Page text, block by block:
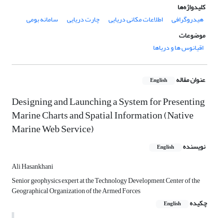
کلیدواژه‌ها
هیدروگرافی
اطلاعات مکانی دریایی چارت دریایی
سامانه بومی
موضوعات
اقیانوس ها و دریاها
عنوان مقاله English
Designing and Launching a System for Presenting
Marine Charts and Spatial Information (Native
Marine Web Service)
نویسنده English
Ali Hasankhani
Senior geophysics expert at the Technology Development Center of the
Geographical Organization of the Armed Forces
چکیده
English